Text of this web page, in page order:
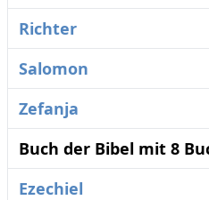
Richter
Salomon
Zefanja
Buch der Bibel mit 8
Ezechiel